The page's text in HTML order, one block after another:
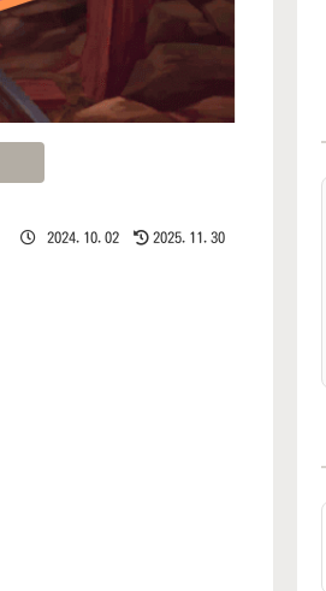
2024.10.02 2025.11.30